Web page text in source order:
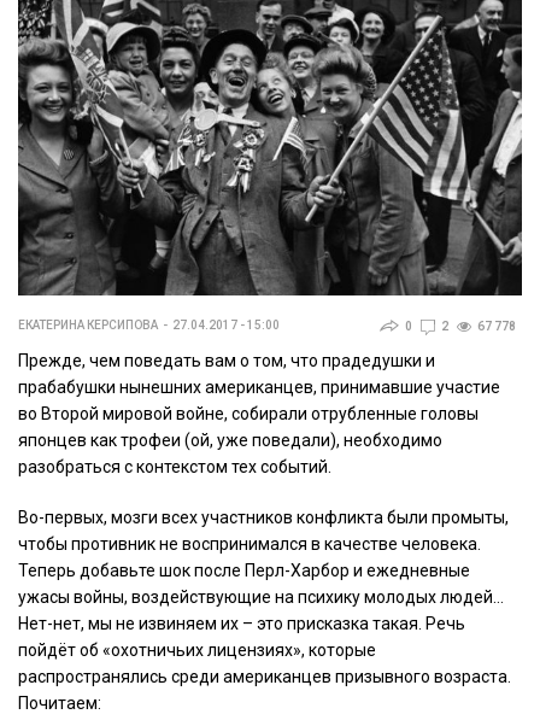
ЕКАТЕРИНА КЕРСИПОВА 27.04.2017 - 15:00 0 2 67 778
Прежде, чем поведать вам о том, что прадедушки и
прабабушки нынешних американцев, принимавшие участие
во Второй мировой войне, собирали отрубленные головы
японцев как трофеи (ой, уже поведали), необходимо
разобраться с контекстом тех событий.
Во-первых, мозги всех участников конфликта были промыты,
чтобы противник не воспринимался в качестве человека.
Теперь добавьте шок после Перл-Харбор и ежедневные
ужасы войны, воздействующие на психику молодых людей…
Нет-нет, мы не извиняем их – это присказка такая. Речь
пойдёт об «охотничьих лицензиях», которые
распространялись среди американцев призывного возраста.
Почитаем: